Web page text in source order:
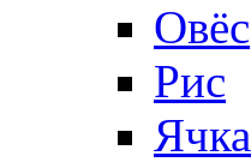
Овёс
Рис
Ячка